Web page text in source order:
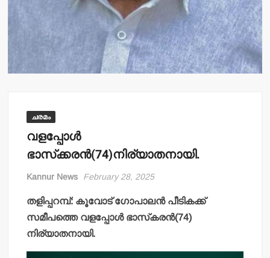
ചരമം
വളപ്പോള്‍
ഭാസ്‌ക്കരന്‍(74)നിര്യാതനായി.
Kannur News February 28, 2025
തളിപ്പറമ്പ്: കൂവോട് ഗോപാലന്‍ പീടികക്ക്
സമീപത്തെ വളപ്പോള്‍ ഭാസ്‌കരന്‍(74)
നിര്യാതനായി.